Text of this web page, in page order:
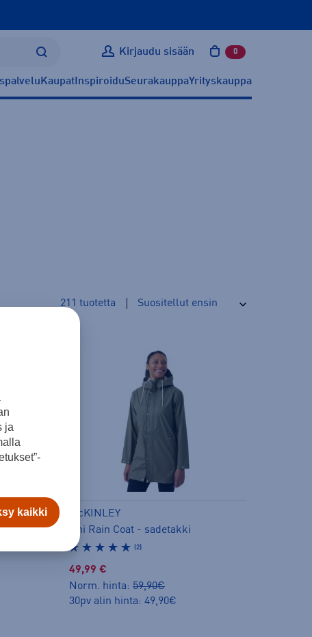
Kirjaudu sisään 0 tuotetta
Kaupat InspiroiduSeurakauppaYrityskauppa
211 tuotetta
McKINLEY
Uni Rain Coat - sadetakki
(2)
49,99 €
Norm. hinta: 59,90€
30pv alin hinta: 49,90€
ja
kaikki